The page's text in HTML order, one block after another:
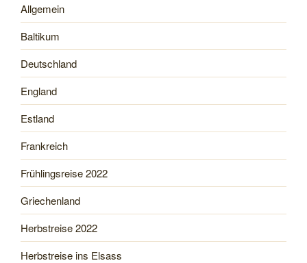
Allgemein
Baltikum
Deutschland
England
Estland
Frankreich
Frühlingsreise 2022
Griechenland
Herbstreise 2022
Herbstreise ins Elsass